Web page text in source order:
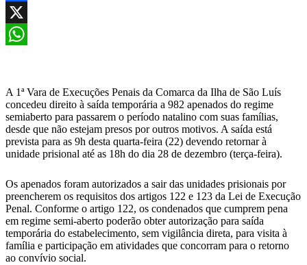
Facebook
X
A 1ª Vara de Execuções Penais da Comarca da Ilha de São Luís
concedeu direito à saída temporária a 982 apenados do regime
semiaberto para passarem o período natalino com suas famílias,
desde que não estejam presos por outros motivos. A saída está
prevista para as 9h desta quarta-feira (22) devendo retornar à
unidade prisional até as 18h do dia 28 de dezembro (terça-feira).
Os apenados foram autorizados a sair das unidades prisionais por
preencherem os requisitos dos artigos 122 e 123 da Lei de Execução
Penal. Conforme o artigo 122, os condenados que cumprem pena
em regime semi-aberto poderão obter autorização para saída
temporária do estabelecimento, sem vigilância direta, para visita à
família e participação em atividades que concorram para o retorno
ao convívio social.